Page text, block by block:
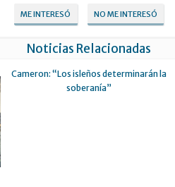
ME INTERESÓ NO ME INTERESÓ
Noticias Relacionadas
Cameron: “Los isleños determinarán la
soberanía”